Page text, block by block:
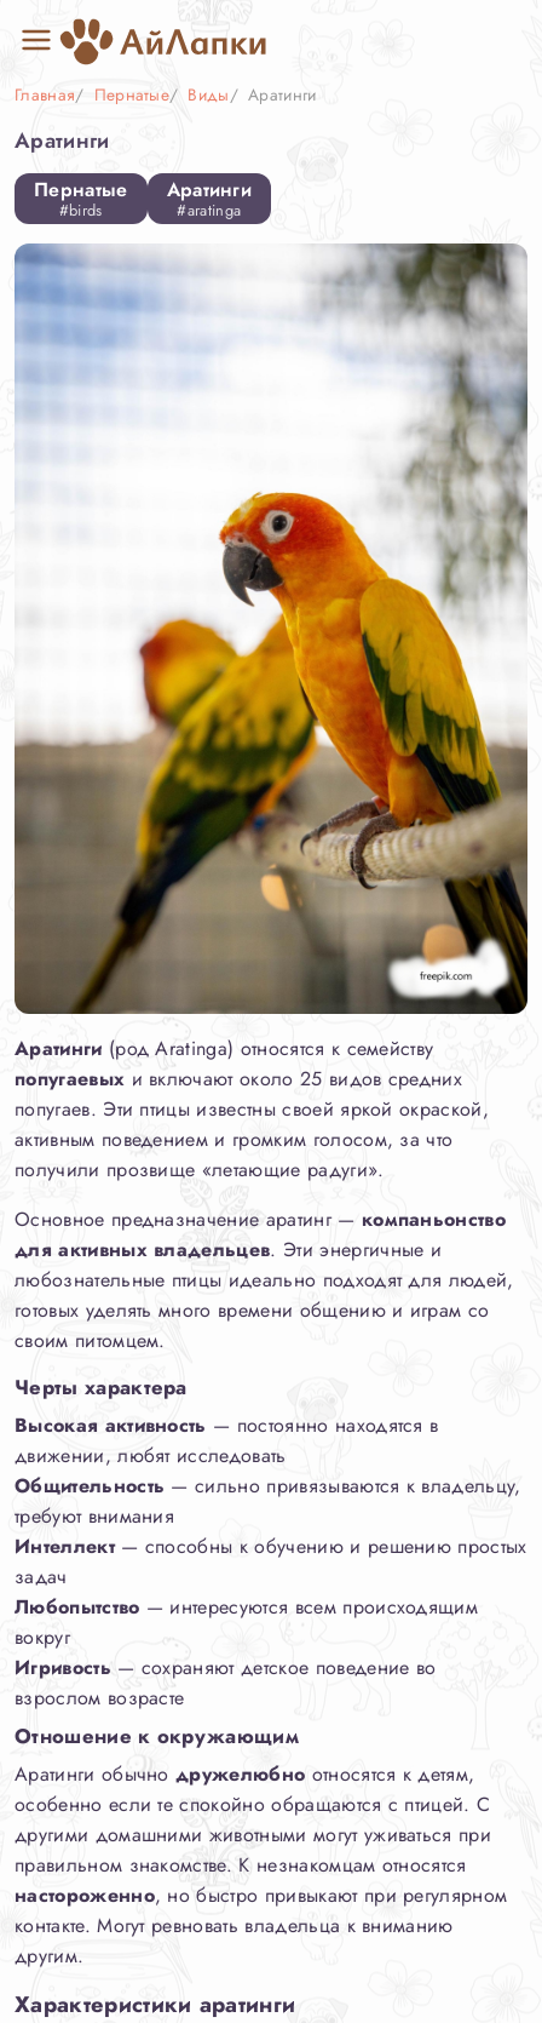
Главная Пернатые Виды Аратинги
Аратинги
Пернатые
#birds
Аратинги
#aratinga
Аратинги (род Aratinga) относятся к семейству
попугаевых и включают около 25 видов средних
попугаев. Эти птицы известны своей яркой окраской,
активным поведением и громким голосом, за что
получили прозвище «летающие радуги».
Основное предназначение аратинг — компаньонство
для активных владельцев. Эти энергичные и
любознательные птицы идеально подходят для людей,
готовых уделять много времени общению и играм со
своим питомцем.
Черты характера
Высокая активность — постоянно находятся в
движении, любят исследовать
Общительность — сильно привязываются к владельцу,
требуют внимания
Интеллект— способны к обучению и решению простых
задач
Любопытство — интересуются всем происходящим
вокруг
Игривость — сохраняют детское поведение во
взрослом возрасте
Отношение к окружающим
Аратинги обычнодружелюбно относятся к детям,
особенно если те спокойно обращаются с птицей. С
другими домашними животными могут уживаться при
правильном знакомстве. К незнакомцам относятся
настороженно, но быстро привыкают при регулярном
контакте. Могут ревновать владельца к вниманию
другим.
Характеристики аратинги